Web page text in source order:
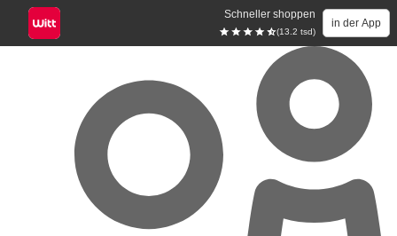
Schneller shoppen
(13.2 tsd)
in der App